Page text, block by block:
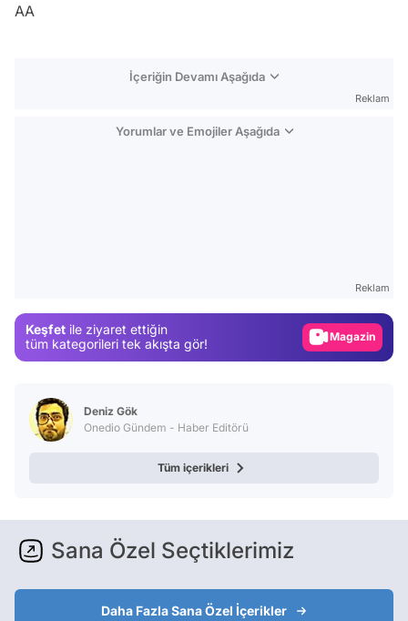
AA
İçeriğin Devamı Aşağıda
Reklam
Yorumlar ve Emojiler Aşağıda
Reklam
Keşfet ile ziyaret ettiğin
tüm kategorileri tek akışta gör!
Magazin
Deniz Gök
Onedio Gündem - Haber Editörü
Tüm içerikleri
Sana Özel Seçtiklerimiz
Daha Fazla Sana Özel İçerikler